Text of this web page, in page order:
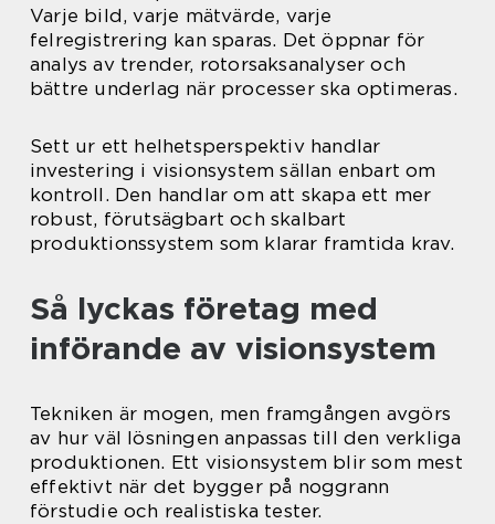
Varje bild, varje mätvärde, varje
felregistrering kan sparas. Det öppnar för
analys av trender, rotorsaksanalyser och
bättre underlag när processer ska optimeras.
Sett ur ett helhetsperspektiv handlar
investering i visionsystem sällan enbart om
kontroll. Den handlar om att skapa ett mer
robust, förutsägbart och skalbart
produktionssystem som klarar framtida krav.
Så lyckas företag med
införande av visionsystem
Tekniken är mogen, men framgången avgörs
av hur väl lösningen anpassas till den verkliga
produktionen. Ett visionsystem blir som mest
effektivt när det bygger på noggrann
förstudie och realistiska tester.